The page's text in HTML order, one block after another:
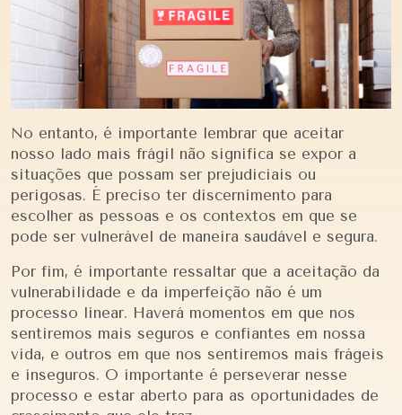
No entanto, é importante lembrar que aceitar
nosso lado mais frágil não significa se expor a
situações que possam ser prejudiciais ou
perigosas. É preciso ter discernimento para
escolher as pessoas e os contextos em que se
pode ser vulnerável de maneira saudável e segura.
Por fim, é importante ressaltar que a aceitação da
vulnerabilidade e da imperfeição não é um
processo linear. Haverá momentos em que nos
sentiremos mais seguros e confiantes em nossa
vida, e outros em que nos sentiremos mais frágeis
e inseguros. O importante é perseverar nesse
processo e estar aberto para as oportunidades de